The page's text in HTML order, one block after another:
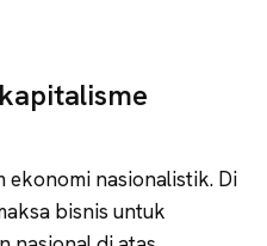
ekonomi nasionalistik. Di
bisnis untuk